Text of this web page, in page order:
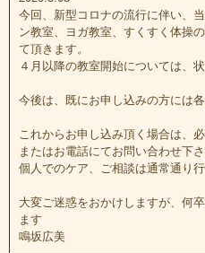
今回、新型コロナの流行に伴い、
ン教室、ヨガ教室、すくすく体操
て頂きます。
４月以降の教室開始については、
今後は、既にお申し込みの方には
これからお申し込み頂く場合は、
またはお電話にてお問い合わせ下さ
個人でのケア、ご相談は通常通り行
大変ご迷惑をおかけしますが、何
ます
鳴坂